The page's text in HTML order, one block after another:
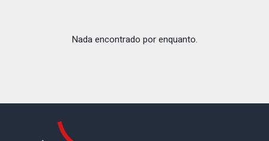
Nada encontrado por enquanto.